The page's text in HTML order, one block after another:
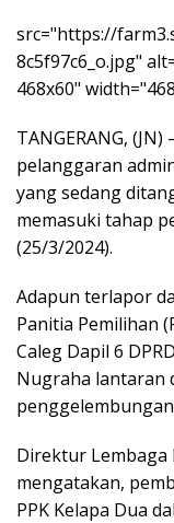
src="https://
8c5f97c6_o.jpg"
468x60"
TANGERANG,
pelanggaran
yang sedang
memasuki tahap
(25/3/2024).
Adapun terlapor
Panitia Pemilihan
Caleg Dapil 6
Nugraha lantaran
Direktur Lembaga
mengatakan,
PPK Kelapa Dua